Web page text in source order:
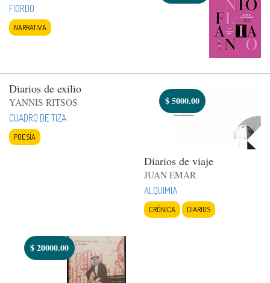
FIORDO
NARRATIVA
Diarios de exilio
YANNIS RITSOS
CUADRO DE TIZA
POESÍA
$5000.00
Diarios de viaje
JUAN EMAR
ALQUIMIA
CRÓNICA DIARIOS
$20000.00